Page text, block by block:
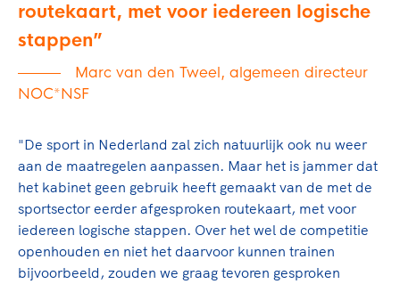
onderdeel van het clubbeleid rondom gewenst en
ongewenst gedrag.
Lees verder
routekaart, met voor iedereen logische
stappen
Marc van den Tweel, algemeen directeur
NOC*NSF
"De sport in Nederland zal zich natuurlijk ook nu weer
aan de maatregelen aanpassen. Maar het is jammer dat
het kabinet geen gebruik heeft gemaakt van de met de
sportsector eerder afgesproken routekaart, met voor
iedereen logische stappen. Over het wel de competitie
openhouden en niet het daarvoor kunnen trainen
bijvoorbeeld, zouden we graag tevoren gesproken